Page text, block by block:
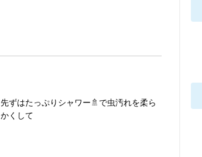
先ずはたっぷりシャワー🚿で虫汚れを柔ら
かくして